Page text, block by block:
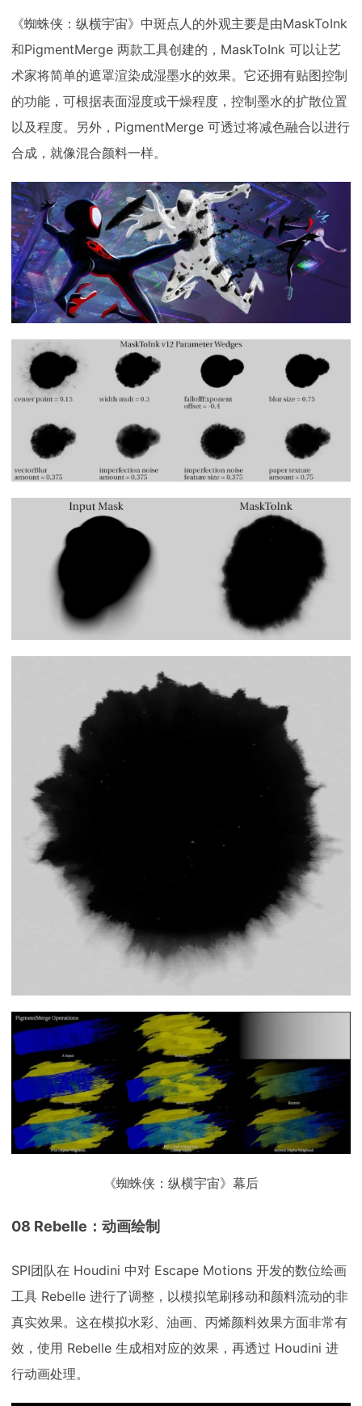
《蜘蛛侠：纵横宇宙》中斑点人的外观主要是由MaskToInk
和PigmentMerge 两款工具创建的，MaskToInk 可以让艺
术家将简单的遮罩渲染成湿墨水的效果。它还拥有贴图控制
的功能，可根据表面湿度或干燥程度，控制墨水的扩散位置
以及程度。另外，PigmentMerge 可透过将减色融合以进行
合成，就像混合颜料一样。
《蜘蛛侠：纵横宇宙》幕后
08 Rebelle：动画绘制
SPI团队在 Houdini 中对 Escape Motions 开发的数位绘画
工具 Rebelle 进行了调整，以模拟笔刷移动和颜料流动的非
真实效果。这在模拟水彩、油画、丙烯颜料效果方面非常有
效，使用 Rebelle 生成相对应的效果，再透过 Houdini 进
行动画处理。